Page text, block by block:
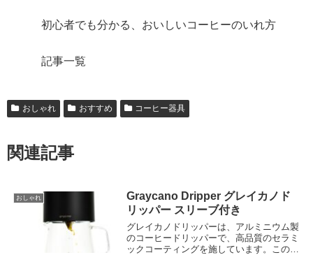
初心者でも分かる、おいしいコーヒーのいれ方
記事一覧
おしゃれ おすすめ コーヒー器具
関連記事
おしゃれ
Graycano Dripper グレイカノド
リッパー スリーブ付き
グレイカノドリッパーは、アルミニウム製
のコーヒードリッパーで、高品質のセラミ
ックコーティングを施しています。このコ